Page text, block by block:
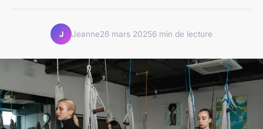
J Jeanne26 mars 20256 min de lecture